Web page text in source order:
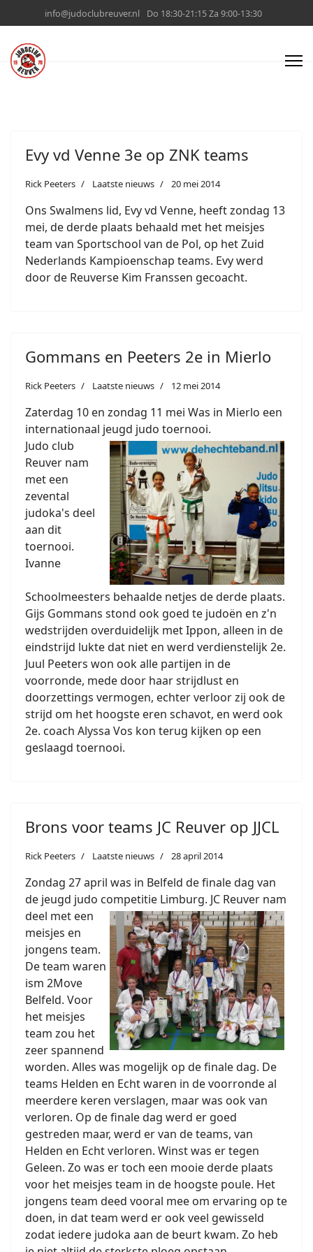
info@judoclubreuver.nl Do 18:30-21:15 Za 9:00-13:30
Evy vd Venne 3e op ZNK teams
Rick Peeters Laatste nieuws 20 mei 2014
Ons Swalmens lid, Evy vd Venne, heeft zondag 13
mei, de derde plaats behaald met het meisjes
team van Sportschool van de Pol, op het Zuid
Nederlands Kampioenschap teams. Evy werd
door de Reuverse Kim Franssen gecoacht.
Gommans en Peeters 2e in Mierlo
Rick Peeters Laatste nieuws 12 mei 2014
Zaterdag 10 en zondag 11 mei Was in Mierlo een
internationaal jeugd judo toernooi.
Judo club
Reuver nam
met een
zevental
judoka's deel
aan dit
toernooi.
Ivanne
Schoolmeesters behaalde netjes de derde plaats.
Gijs Gommans stond ook goed te judoën en z'n
wedstrijden overduidelijk met Ippon, alleen in de
eindstrijd lukte dat niet en werd verdienstelijk 2e.
Juul Peeters won ook alle partijen in de
voorronde, mede door haar strijdlust en
doorzettings vermogen, echter verloor zij ook de
strijd om het hoogste eren schavot, en werd ook
2e. coach Alyssa Vos kon terug kijken op een
geslaagd toernooi.
Brons voor teams JC Reuver op JJCL
Rick Peeters Laatste nieuws 28 april 2014
Zondag 27 april was in Belfeld de finale dag van
de jeugd judo competitie Limburg. JC Reuver nam
deel met een
meisjes en
jongens team.
De team waren
ism 2Move
Belfeld. Voor
het meisjes
team zou het
zeer spannend
worden. Alles was mogelijk op de finale dag. De
teams Helden en Echt waren in de voorronde al
meerdere keren verslagen, maar was ook van
verloren. Op de finale dag werd er goed
gestreden maar, werd er van de teams, van
Helden en Echt verloren. Winst was er tegen
Geleen. Zo was er toch een mooie derde plaats
voor het meisjes team in de hoogste poule. Het
jongens team deed vooral mee om ervaring op te
doen, in dat team werd er ook veel gewisseld
zodat iedere judoka aan de beurt kwam. Zo heb